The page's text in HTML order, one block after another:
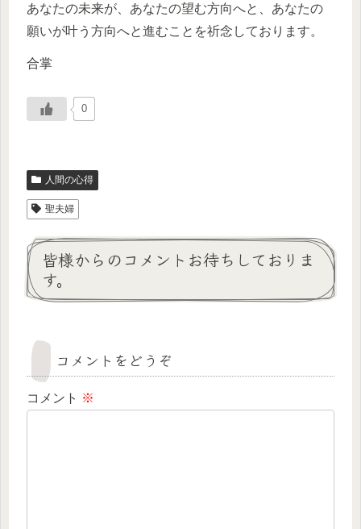
あなたの未来が、あなたの望む方向へと、あなたの
願いが叶う方向へと進むことを祈念しております。
合掌
0
人間の心得
聖夫婦
皆様からのコメントお待ちしておりま
す。
コメントをどうぞ
コメント ※